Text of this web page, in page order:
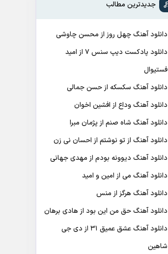
جدیدترین مطالب
دانلود آهنگ چهل روز از محسن چاوشی
دانلود پادکست ديپ سنس ۷ از اميد
فستيوال
دانلود آهنگ سکسکه از حسن جمالی
دانلود آهنگ وداع از افشين اخوان
دانلود آهنگ شاه صنم از پژمان مبرا
دانلود آهنگ از تو نوشتم از احسان نی زن
دانلود آهنگ دیوونه بودم از مهدی جهانی
دانلود آهنگ می از امین و امید
دانلود آهنگ هرگز از منس
دانلود آهنگ حق من این بود از هادی برهان
دانلود آهنگ عشق عمیق ۳۱ از دی جی
شاهین